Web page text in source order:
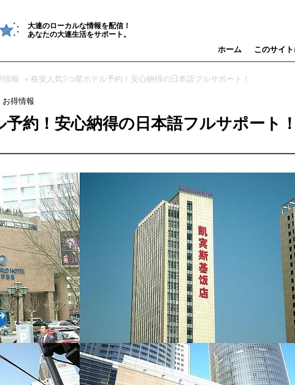
大連のローカルな情報を配信！
あなたの大連生活をサポート。
ホーム
このサイ
情報 » 格安人気5つ星ホテル予約！安心納得の日本語フルサポート！
お得情報
約！安心納得の日本語フルサポート！